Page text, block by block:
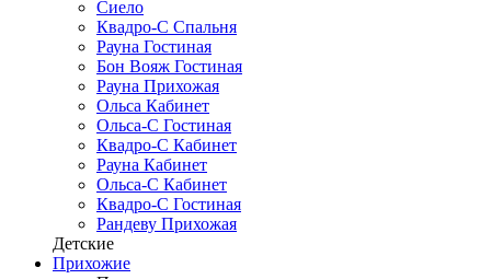
Сиело
Квадро-С Спальня
Рауна Гостиная
Бон Вояж Гостиная
Рауна Прихожая
Ольса Кабинет
Ольса-С Гостиная
Квадро-С Кабинет
Рауна Кабинет
Ольса-С Кабинет
Квадро-С Гостиная
Рандеву Прихожая
Детские
Прихожие